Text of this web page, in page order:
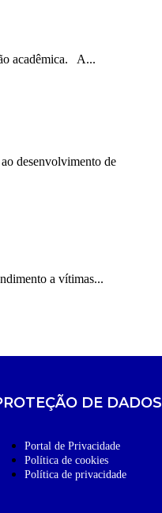
acadêmica. A...
desenvolvimento de
a vítimas...
DE DADOS
Portal de Privacidade
Política de cookies
Política de privacidade